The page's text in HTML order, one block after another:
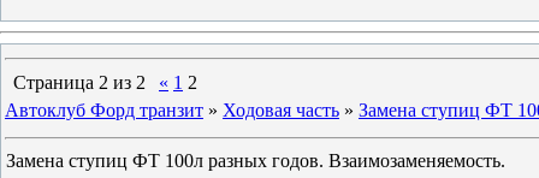
Страница 2 из 2 « 1 2
Автоклуб Форд транзит » Ходовая часть » Замена ступиц ФТ
Замена ступиц ФТ 100л разных годов. Взаимозаменяемость.